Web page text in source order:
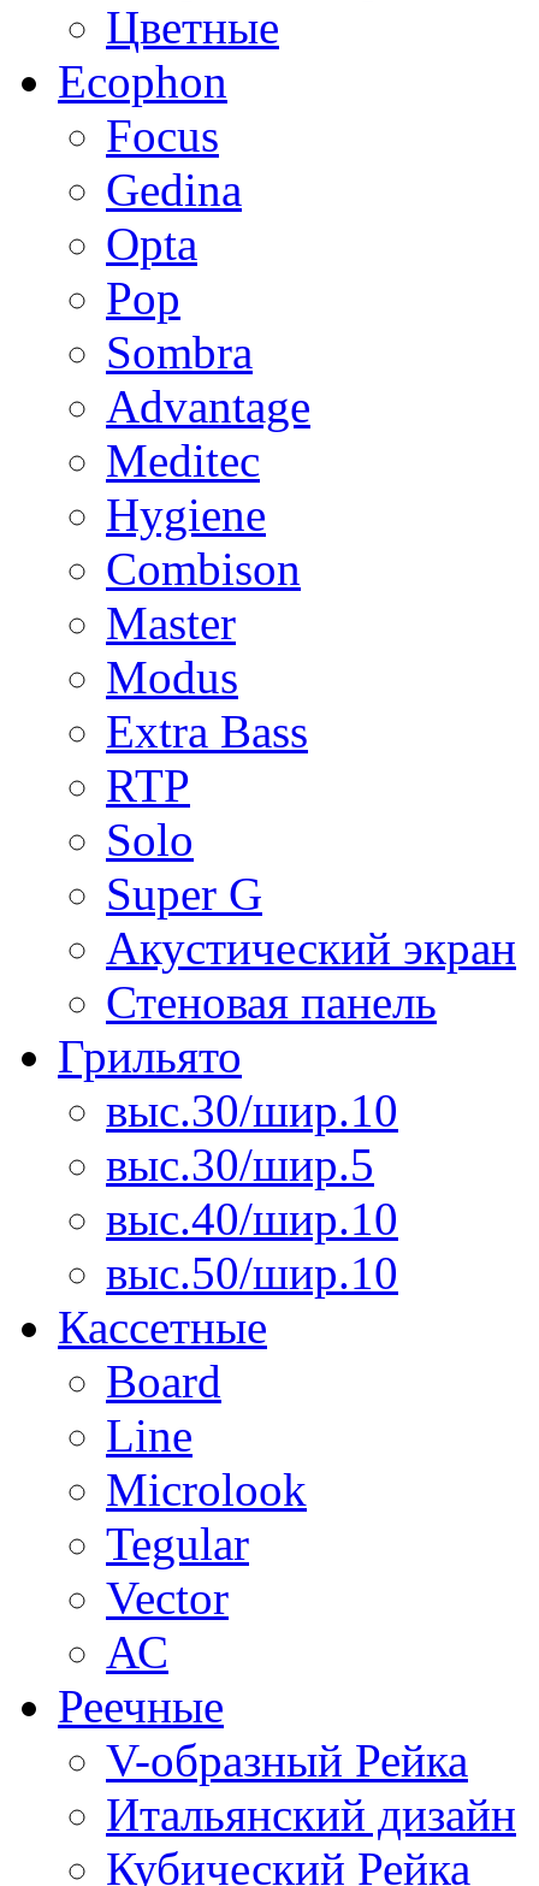
Цветные
Ecophon
Focus
Gedina
Opta
Pop
Sombra
Advantage
Meditec
Hygiene
Combison
Master
Modus
Extra Bass
RTP
Solo
Super G
Акустический экран
Стеновая панель
Грильято
выс.30/шир.10
выс.30/шир.5
выс.40/шир.10
выс.50/шир.10
Кассетные
Board
Line
Microlook
Tegular
Vector
АС
Реечные
V-образный Рейка
Итальянский дизайн
Кубический Рейка